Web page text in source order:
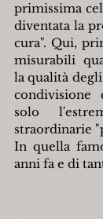
primissima
diventata la
cura". Qui,
misurabili
la qualità
condivisione
solo
straordinarie
In quella
anni fa e di